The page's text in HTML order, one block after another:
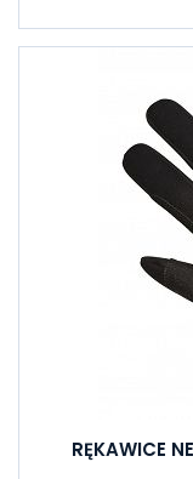
RĘKAWICE